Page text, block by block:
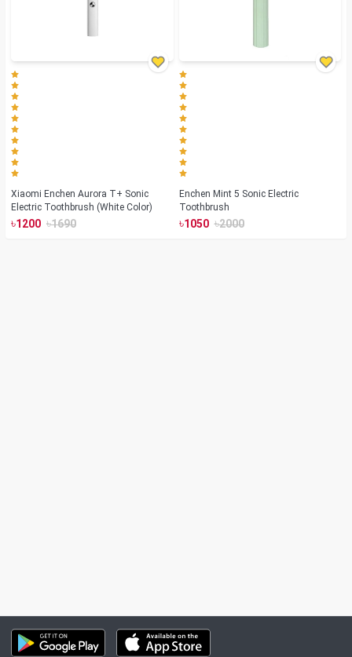
Xiaomi Enchen Aurora T+ Sonic
Electric Toothbrush (White Color)
৳1200 ৳1690
Enchen Mint 5 Sonic Electric
Toothbrush
৳1050 ৳2000